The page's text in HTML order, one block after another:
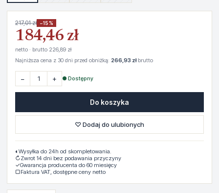
217,01 zł −15%
184,46 zł
netto · brutto 226,89 zł
Najniższa cena z 30 dni przed obniżką: 266,93 złbrutto
− + ● Dostępny
Do koszyka
♡ Dodaj do ulubionych
◐ Wysyłka do 24h od skompletowania.
↻Zwrot 14 dni bez podawania przyczyny
✓Gwarancja producenta do 60 miesięcy
▢Faktura VAT, dostępne ceny netto